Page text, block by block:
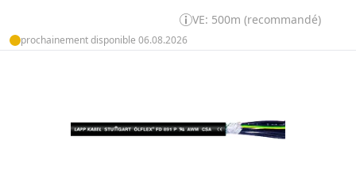
VE: 500m (recommandé)
prochainement disponible 06.08.2026